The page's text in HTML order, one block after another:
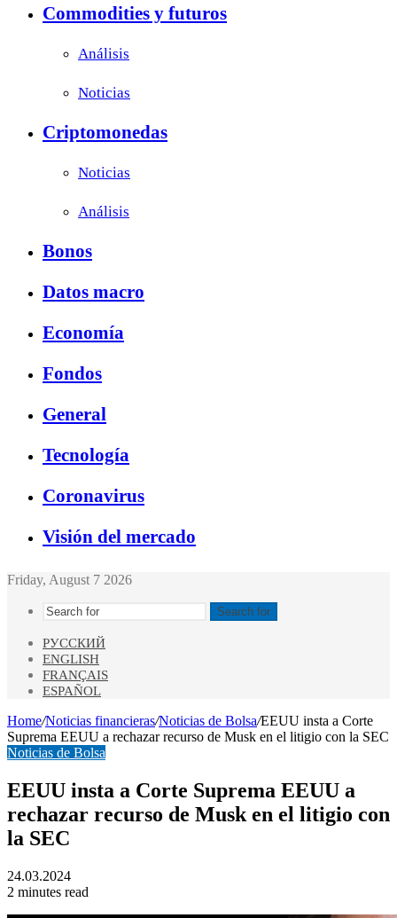
Commodities y futuros
Análisis
Noticias
Criptomonedas
Noticias
Análisis
Bonos
Datos macro
Economía
Fondos
General
Tecnología
Coronavirus
Visión del mercado
Friday, August 7 2026
Search for
РУССКИЙ
ENGLISH
FRANÇAIS
ESPAÑOL
Home/Noticias financieras/Noticias de Bolsa/EEUU insta a Corte
Suprema EEUU a rechazar recurso de Musk en el litigio con la SEC
Noticias de Bolsa
EEUU insta a Corte Suprema EEUU a
rechazar recurso de Musk en el litigio con
la SEC
24.03.2024
2 minutes read